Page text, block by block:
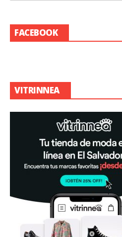
FACEBOOK
VITRINNEA